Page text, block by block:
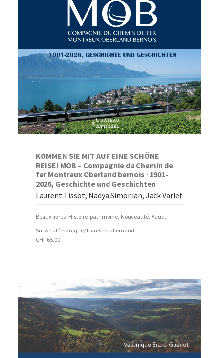
KOMMEN SIE MIT AUF EINE SCHÖNE
REISE! MOB – Compagnie du Chemin de
fer Montreux Oberland bernois · 1901-
2026, Geschichte und Geschichten
Laurent Tissot, Nadya Simonian, Jack Varlet
Beaux livres Histoire, patrimoine Nouveauté Vaud
Suisse alémanique/ Livres en allemand
CHF 65.00